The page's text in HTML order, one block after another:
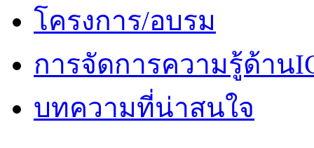
โครงการ/อบรม
การจัดการความรู้ด้าน
บทความที่น่าสนใจ